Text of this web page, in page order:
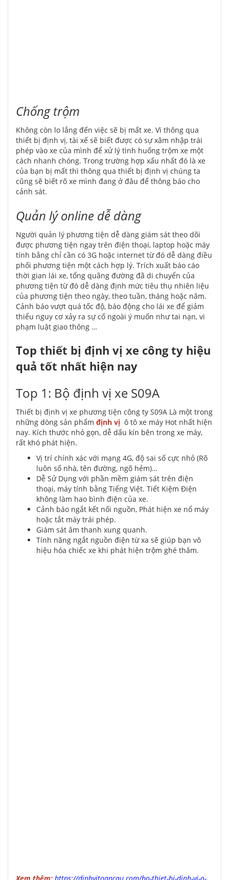
Chống trộm
Không còn lo lắng đến việc sẽ bị mất xe. Vì thông qua
thiết bị định vị, tài xế sẽ biết được có sự xâm nhập trái
phép vào xe của mình để xử lý tình huống trộm xe một
cách nhanh chóng. Trong trường hợp xấu nhất đó là xe
của bạn bị mất thì thông qua thiết bị định vị chúng ta
cũng sẽ biết rõ xe mình đang ở đâu để thông báo cho
cảnh sát.
Quản lý online dễ dàng
Người quản lý phương tiện dễ dàng giám sát theo dõi
được phương tiện ngay trên điện thoại, laptop hoặc máy
tính bẳng chỉ cần có 3G hoặc internet từ đó dễ dàng điều
phối phương tiện một cách hợp lý. Trích xuất báo cáo
thời gian lái xe, tổng quãng đường đã di chuyển của
phương tiện từ đó dễ dàng định mức tiêu thụ nhiên liệu
của phương tiện theo ngày, theo tuần, tháng hoặc năm.
Cảnh báo vượt quá tốc độ, báo động cho lái xe để giảm
thiểu nguy cơ xảy ra sự cố ngoài ý muốn như tai nạn, vi
phạm luật giao thông …
Top thiết bị định vị xe công ty hiệu
quả tốt nhất hiện nay
Top 1: Bộ định vị xe S09A
Thiết bị định vị xe phương tiện công ty S09A Là một trong
những dòng sản phẩm định vị ô tô xe máy Hot nhất hiện
nay. Kích thước nhỏ gọn, dễ dấu kín bên trong xe máy,
rất khó phát hiện.
Vị trí chính xác với mạng 4G, độ sai số cực nhỏ (Rõ
luôn số nhà, tên đường, ngõ hẻm)…
Dễ Sử Dụng với phần mềm giám sát trên điện
thoại, máy tính bằng Tiếng Việt. Tiết Kiệm Điện
không làm hao bình điện của xe.
Cảnh báo ngắt kết nối nguồn, Phát hiện xe nổ máy
hoặc tắt máy trái phép.
Giám sát âm thanh xung quanh.
Tính năng ngắt nguồn điện từ xa sẽ giúp bạn vô
hiệu hóa chiếc xe khi phát hiện trộm ghé thăm.
Xem thêm: https://dinhvitoancau.com/bo-thiet-bi-dinh-vi-o-